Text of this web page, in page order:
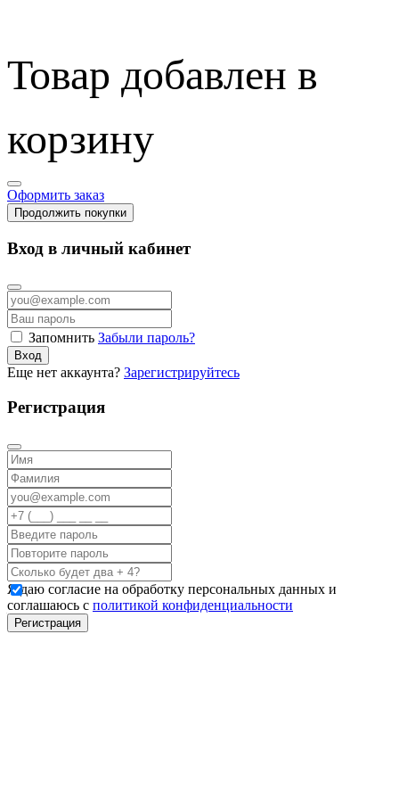
Товар добавлен в
корзину
Оформить заказ
Продолжить покупки
Вход в личный кабинет
Запомнить Забыли пароль?
Вход
Еще нет аккаунта? Зарегистрируйтесь
Регистрация
Я даю согласие на обработку персональных данных и
соглашаюсь с политикой конфиденциальности
Регистрация